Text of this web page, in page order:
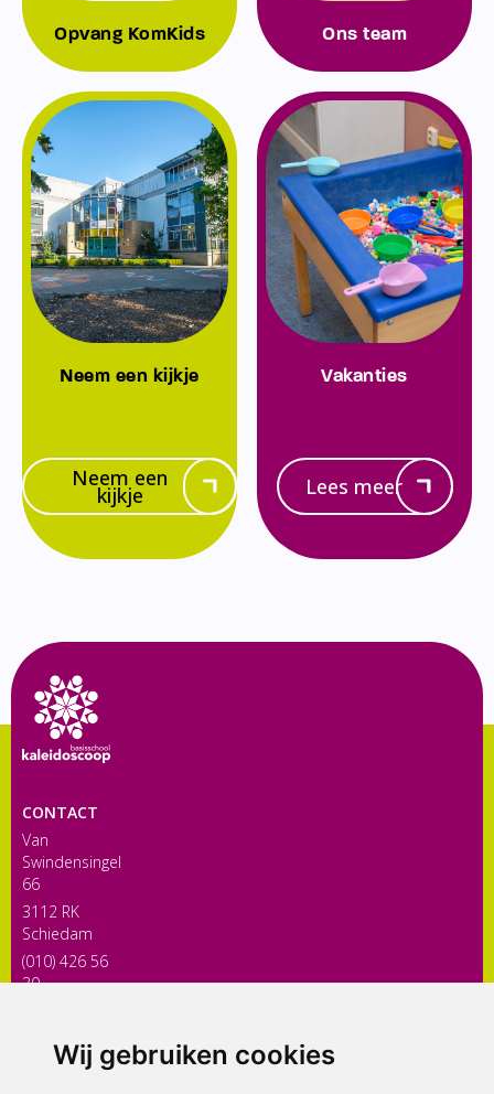
Wij gebruiken cookies
Opvang KomKids Ons team
Neem een kijkje
Neem een
kijkje
Vakanties
Lees meer
CONTACT
Van
Swindensingel
66
3112 RK
Schiedam
(010) 426 56
30
ONDERDEEL VAN